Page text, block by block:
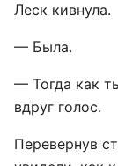
Леск кивнула.
— Была.
— Тогда как
вдруг голос.
Перевернув